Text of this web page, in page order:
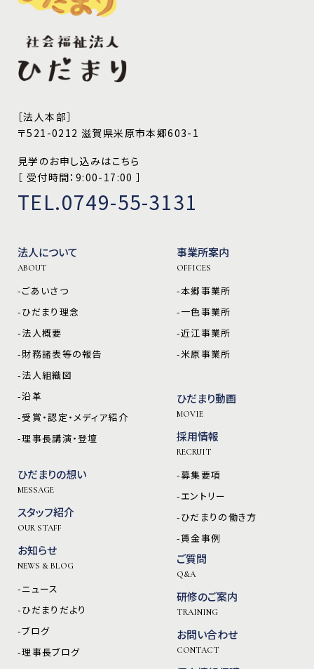
［法人本部］
〒521-0212 滋賀県米原市本郷603-1
見学のお申し込みはこちら
［ 受付時間：9:00-17:00 ］
TEL.0749-55-3131
法人について
ABOUT
-ごあいさつ
-ひだまり理念
-法人概要
-財務諸表等の報告
-法人組織図
-沿革
-受賞・認定・メディア紹介
-理事長講演・登壇
ひだまりの想い
MESSAGE
スタッフ紹介
OUR STAFF
お知らせ
NEWS & BLOG
-ニュース
-ひだまりだより
-ブログ
-理事長ブログ
事業所案内
OFFICES
-本郷事業所
-一色事業所
-近江事業所
-米原事業所
ひだまり動画
MOVIE
採用情報
RECRUIT
-募集要項
-エントリー
-ひだまりの働き方
-賃金事例
ご質問
Q&A
研修のご案内
TRAINING
お問い合わせ
CONTACT